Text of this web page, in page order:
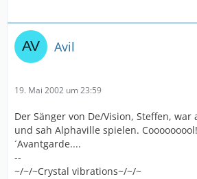
Avil
19. Mai 2002 um 23:59
Der Sänger von De/Vision, Steffen,
und sah Alphaville spielen.
´Avantgarde....
--
~/~/~Crystal vibrations~/~/~